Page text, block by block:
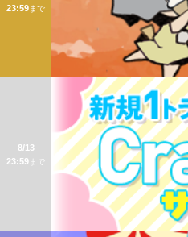
23:59まで
8/13
23:59 まで